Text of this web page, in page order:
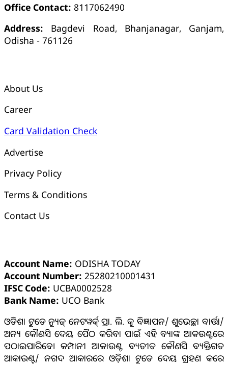
Office Contact: 8117062490
Address: Bagdevi Road, Bhanjanagar, Ganjam,
Odisha - 761126
About Us
Career
Card Validation Check
Advertise
Privacy Policy
Terms & Conditions
Contact Us
Account Name: ODISHA TODAY
Account Number: 25280210001431
IFSC Code: UCBA0002528
Bank Name: UCO Bank
ଓଡିଶା ଟୁଡେ ନ୍ୟୁଜ୍ ନେଟୱର୍କ୍ ପ୍ରା. ଲି. କୁ ବିଜ୍ଞାପନ/ ଶୁଭେଚ୍ଛା ବାର୍ତ୍ତା/
ଅନ୍ୟ କୌଣସି ଦେୟ ପୈଠ କରିବା ପାଇଁ ଏହି ବ୍ୟାଙ୍କ ଆକଉଣ୍ଟରେ
ପଠାଇପାରିବେ। କମ୍ପାନୀ ଆକାଉଣ୍ଟ ବ୍ୟତୀତ କୌଣସି ବ୍ୟକ୍ତିଗତ
ଆକାଉଣ୍ଟ/ ନଗଦ ଆକାରରେ ଓଡ଼ିଶା ଟୁଡେ ଦେୟ ଗ୍ରହଣ କରେ